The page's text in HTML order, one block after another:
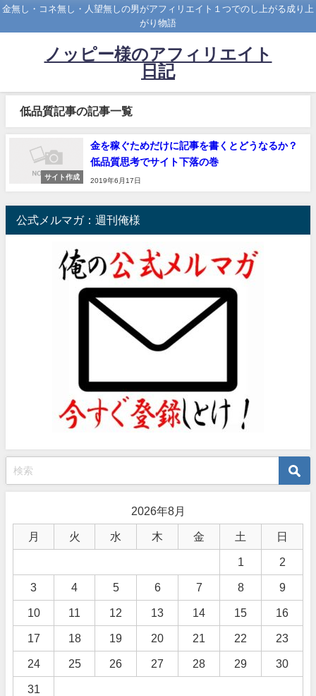
金無し・コネ無し・人望無しの男がアフィリエイト１つでのし上がる成り上
がり物語
ノッピー様のアフィリエイト
日記
低品質記事の記事一覧
サイト作成
金を稼ぐためだけに記事を書くとどうなるか？
低品質思考でサイト下落の巻
2019年6月17日
公式メルマガ：週刊俺様
2026年8月
月 火 水 木 金 土 日
1 2
3 4 5 6 7 8 9
10 11 12 13 14 15 16
17 18 19 20 21 22 23
24 25 26 27 28 29 30
31